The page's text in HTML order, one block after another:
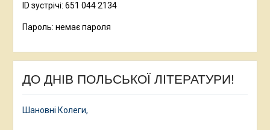
ID зустрічі: 651 044 2134
Пароль: немає пароля
ДО ДНІВ ПОЛЬСЬКОЇ ЛІТЕРАТУРИ!
Шановні Колеги,